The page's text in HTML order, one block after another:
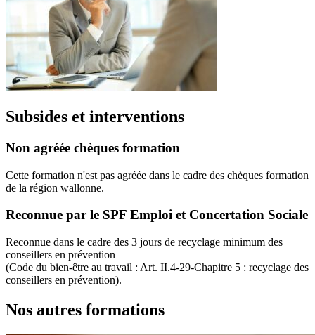
Subsides et interventions
Non agréée chèques formation
Cette formation n'est pas agréée dans le cadre des chèques formation
de la région wallonne.
Reconnue par le SPF Emploi et Concertation Sociale
Reconnue dans le cadre des 3 jours de recyclage minimum des
conseillers en prévention
(Code du bien-être au travail : Art. II.4-29-Chapitre 5 : recyclage des
conseillers en prévention).
Nos autres formations